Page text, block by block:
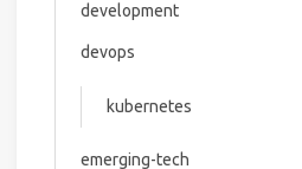
development
devops
kubernetes
emerging-tech